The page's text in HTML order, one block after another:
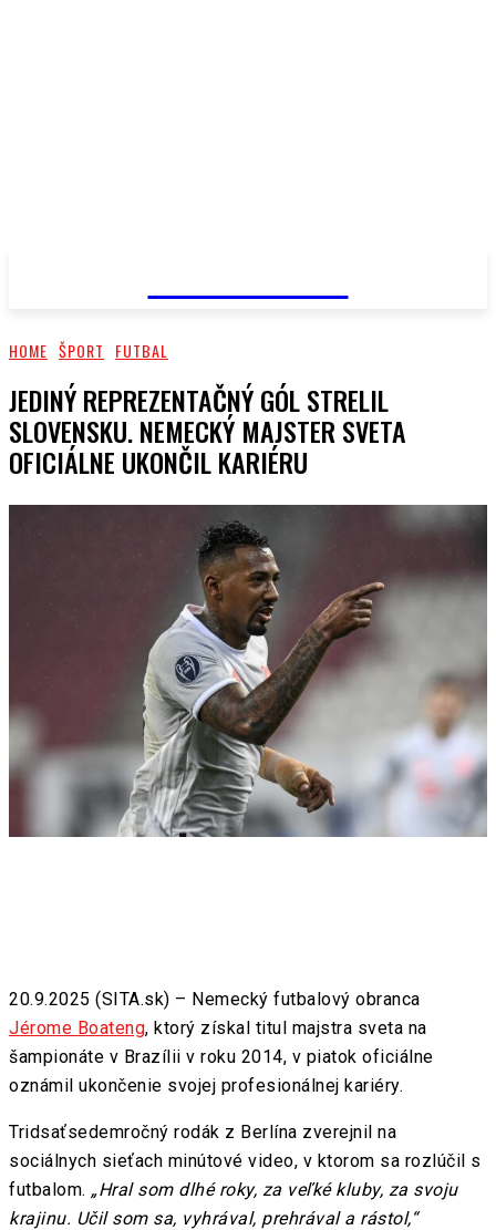
HOME ŠPORT FUTBAL
JEDINÝ REPREZENTAČNÝ GÓL STRELIL
SLOVENSKU. NEMECKÝ MAJSTER SVETA
OFICIÁLNE UKONČIL KARIÉRU
20.9.2025 (SITA.sk) – Nemecký futbalový obranca
Jérome Boateng, ktorý získal titul majstra sveta na
šampionáte v Brazílii v roku 2014, v piatok oficiálne
oznámil ukončenie svojej profesionálnej kariéry.
Tridsaťsedemročný rodák z Berlína zverejnil na
sociálnych sieťach minútové video, v ktorom sa rozlúčil s
futbalom. „Hral som dlhé roky, za veľké kluby, za svoju
krajinu. Učil som sa, vyhrával, prehrával a rástol,“